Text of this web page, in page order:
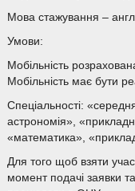
Мова стажування –
Умови:
Мобільність
Мобільність має бути
Спеціальності:
астрономія»,
«математика»,
Для того щоб взяти
момент подачі заявки